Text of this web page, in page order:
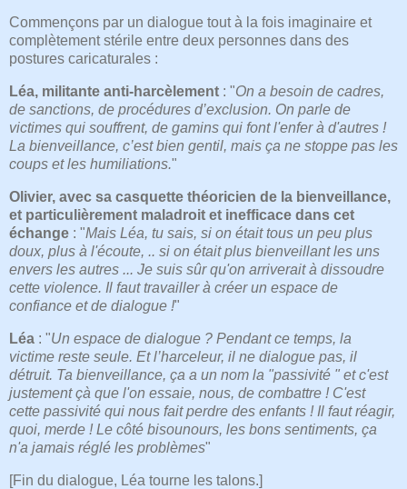
Commençons par un dialogue tout à la fois imaginaire et
complètement stérile entre deux personnes dans des
postures caricaturales :
Léa, militante anti-harcèlement : "On a besoin de cadres,
de sanctions, de procédures d’exclusion. On parle de
victimes qui souffrent, de gamins qui font l'enfer à d'autres !
La bienveillance, c’est bien gentil, mais ça ne stoppe pas les
coups et les humiliations."
Olivier, avec sa casquette théoricien de la bienveillance,
et particulièrement maladroit et inefficace dans cet
échange : "Mais Léa, tu sais, si on était tous un peu plus
doux, plus à l'écoute, .. si on était plus bienveillant les uns
envers les autres ... Je suis sûr qu'on arriverait à dissoudre
cette violence. Il faut travailler à créer un espace de
confiance et de dialogue !"
Léa : "Un espace de dialogue ? Pendant ce temps, la
victime reste seule. Et l’harceleur, il ne dialogue pas, il
détruit. Ta bienveillance, ça a un nom la "passivité " et c'est
justement çà que l'on essaie, nous, de combattre ! C'est
cette passivité qui nous fait perdre des enfants ! Il faut réagir,
quoi, merde ! Le côté bisounours, les bons sentiments, ça
n'a jamais réglé les problèmes"
[Fin du dialogue, Léa tourne les talons.]